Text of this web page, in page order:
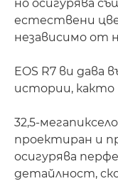
но осигурява
естествени
независимо от
EOS R7 ви дава
истории, както
32,5-
проектиран и
осигурява
детайлност,